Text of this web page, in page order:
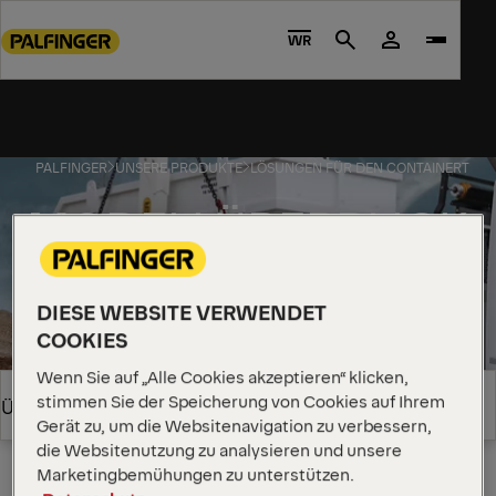
to
footer
content
WR Search
PALFINGER UNSERE PRODUKTE LÖSUNGEN FÜR DEN
MODELLÜBERBLICK
Überblick
Überblick
Globale Stärke. Regionale
Lösungen.
Unser Portfolio ist auf die Bedürfnisse regionaler
Märkte zugeschnitten. Wählen Sie Ihr Land in der
DIESE WEBSITE VERWENDET
COOKIES
Wenn Sie auf „Alle Cookies akzeptieren“ klicken,
stimmen Sie der Speicherung von Cookies auf Ihrem
Gerät zu, um die Websitenavigation zu verbessern,
die Websitenutzung zu analysieren und unsere
Marketingbemühungen zu unterstützen.